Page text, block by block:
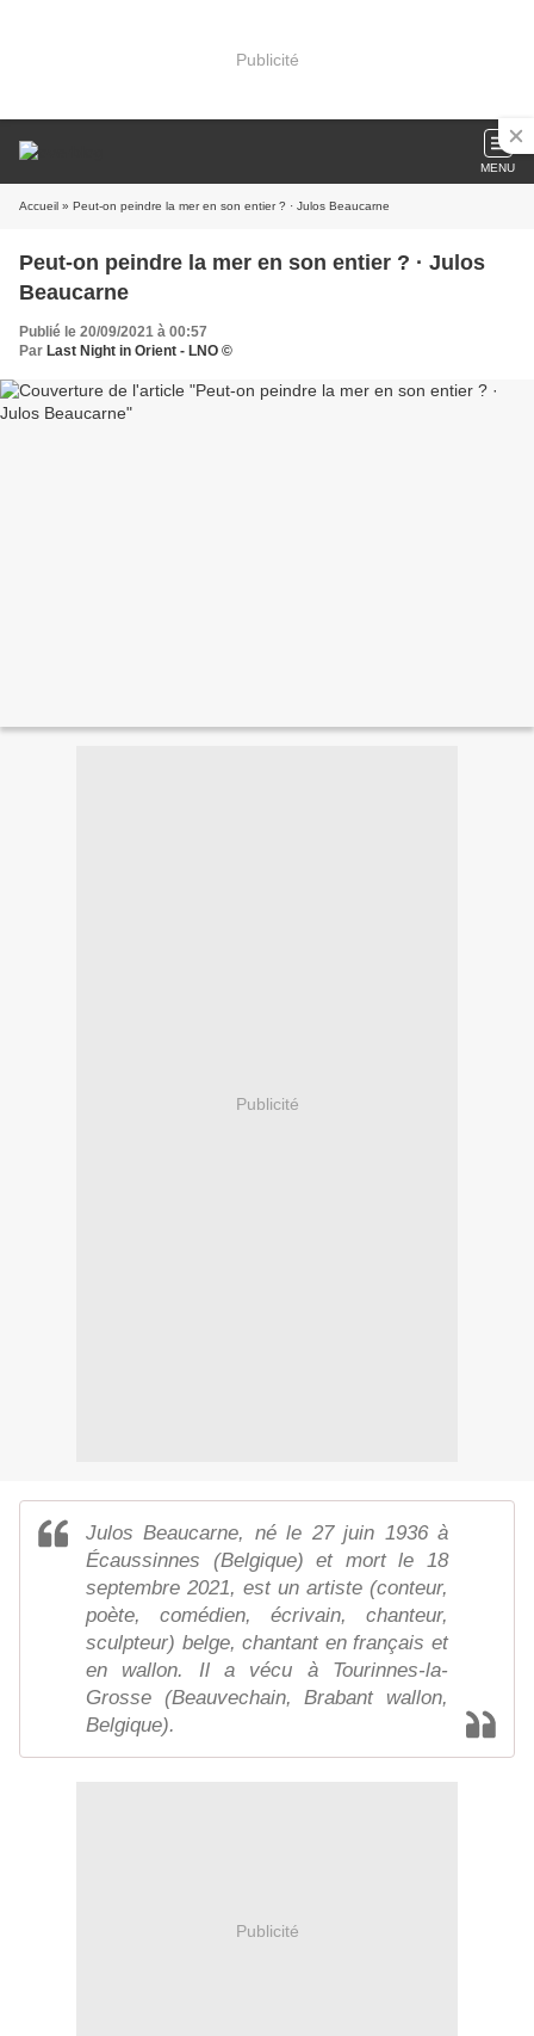
Publicité
MENU
Accueil » Peut-on peindre la mer en son entier ? · Julos Beaucarne
Peut-on peindre la mer en son entier ? · Julos
Beaucarne
Publié le 20/09/2021 à 00:57
Par Last Night in Orient - LNO ©
Publicité
Julos Beaucarne, né le 27 juin 1936 à
Écaussinnes (Belgique) et mort le 18
septembre 2021, est un artiste (conteur,
poète, comédien, écrivain, chanteur,
sculpteur) belge, chantant en français et
en wallon. Il a vécu à Tourinnes-la-
Grosse (Beauvechain, Brabant wallon,
Belgique).
Publicité